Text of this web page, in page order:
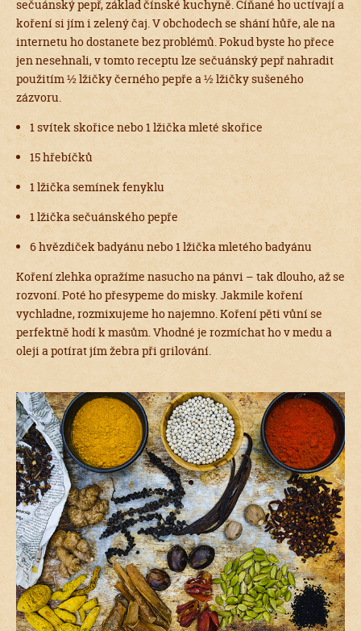
sečuánský pepř, základ čínské kuchyně. Číňané ho uctívají a
koření si jím i zelený čaj. V obchodech se shání hůře, ale na
internetu ho dostanete bez problémů. Pokud byste ho přece
jen nesehnali, v tomto receptu lze sečuánský pepř nahradit
použitím ½ lžičky černého pepře a ½ lžičky sušeného
zázvoru.
1 svítek skořice nebo 1 lžička mleté skořice
15 hřebíčků
1 lžička semínek fenyklu
1 lžička sečuánského pepře
6 hvězdiček badyánu nebo 1 lžička mletého badyánu
Koření zlehka opražíme nasucho na pánvi – tak dlouho, až se
rozvoní. Poté ho přesypeme do misky. Jakmile koření
vychladne, rozmixujeme ho najemno. Koření pěti vůní se
perfektně hodí k masům. Vhodné je rozmíchat ho v medu a
oleji a potírat jím žebra při grilování.